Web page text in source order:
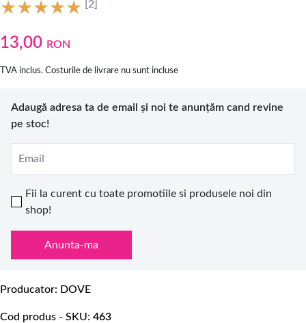
[2]
13,00 RON
TVA inclus. Costurile de livrare nu sunt incluse
Adaugă adresa ta de email și noi te anunțăm cand revine
pe stoc!
Email
Fii la curent cu toate promotiile si produsele noi din
shop!
Anunta-ma
Producator DOVE
Cod produs - SKU 463